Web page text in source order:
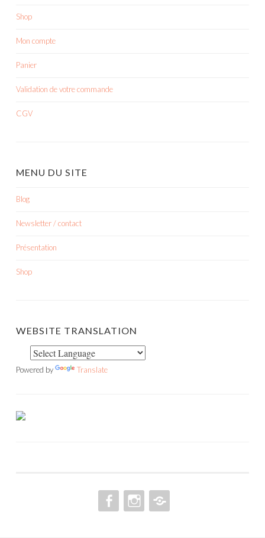
Shop
Mon compte
Panier
Validation de votre commande
CGV
MENU DU SITE
Blog
Newsletter / contact
Présentation
Shop
WEBSITE TRANSLATION
Powered by Translate